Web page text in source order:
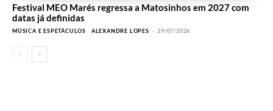
Festival MEO Marés regressa a Matosinhos em 2027 com
datas já definidas
MÚSICA E ESPETÁCULOS ALEXANDRE LOPES - 29/07/2026